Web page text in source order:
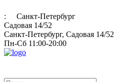
:
Санкт-Петербург
Садовая 14/52
Санкт-Петербург, Садовая 14/52
Пн-Сб 11:00-20:00